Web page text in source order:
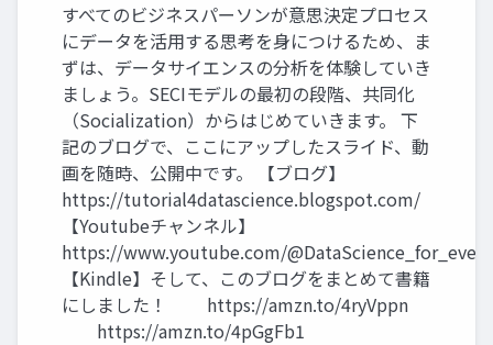
すべてのビジネスパーソンが意思決定プロセス
にデータを活用する思考を身につけるため、ま
ずは、データサイエンスの分析を体験していき
ましょう。SECIモデルの最初の段階、共同化
（Socialization）からはじめていきます。 下
記のブログで、ここにアップしたスライド、動
画を随時、公開中です。 【ブログ】
https://tutorial4datascience.blogspot.com/
【Youtubeチャンネル】
https://www.youtube.com/
【Kindle】そして、このブログをまとめて書籍
にしました！ https://amzn.to/4ryVppn
https://amzn.to/4pGgFb1